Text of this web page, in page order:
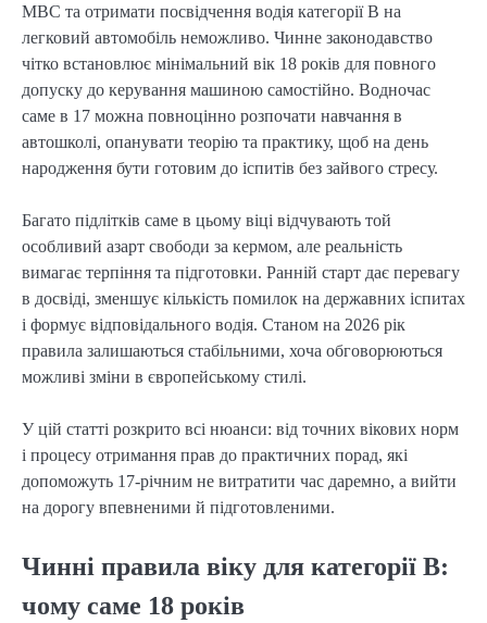
МВС та отримати посвідчення водія категорії B на
легковий автомобіль неможливо. Чинне законодавство
чітко встановлює мінімальний вік 18 років для повного
допуску до керування машиною самостійно. Водночас
саме в 17 можна повноцінно розпочати навчання в
автошколі, опанувати теорію та практику, щоб на день
народження бути готовим до іспитів без зайвого стресу.
Багато підлітків саме в цьому віці відчувають той
особливий азарт свободи за кермом, але реальність
вимагає терпіння та підготовки. Ранній старт дає перевагу
в досвіді, зменшує кількість помилок на державних іспитах
і формує відповідального водія. Станом на 2026 рік
правила залишаються стабільними, хоча обговорюються
можливі зміни в європейському стилі.
У цій статті розкрито всі нюанси: від точних вікових норм
і процесу отримання прав до практичних порад, які
допоможуть 17-річним не витратити час даремно, а вийти
на дорогу впевненими й підготовленими.
Чинні правила віку для категорії B:
чому саме 18 років